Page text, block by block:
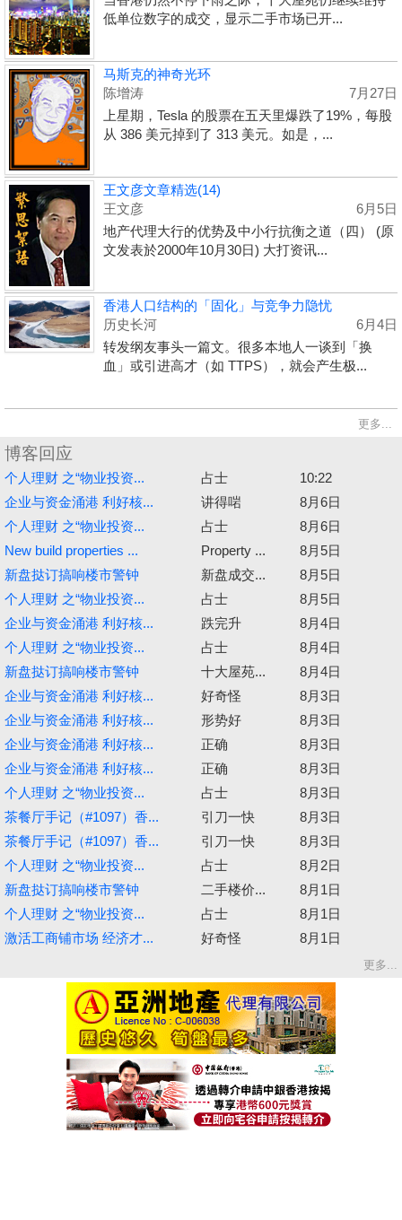
低单位数字的成交，显示二手市场已开...
马斯克的神奇光环
陈增涛
7月27日
上星期，Tesla 的股票在五天里爆跌了19%，每股
从 386 美元掉到了 313 美元。如是，...
王文彦文章精选(14)
王文彦
6月5日
地产代理大行的优势及中小行抗衡之道（四） (原
文发表於2000年10月30日) 大打资讯...
香港人口结构的「固化」与竞争力隐忧
历史长河
6月4日
转发纲友事头一篇文。很多本地人一谈到「换
血」或引进高才（如 TTPS），就会产生极...
更多...
博客回应
个人理财 之“物业投资... 占士
10:22
企业与资金涌港 利好核...
讲得啱
8月6日
个人理财 之“物业投资...
占士
8月6日
New build properties ...
Property ...
8月5日
新盘挞订搞响楼市警钟
新盘成交...
8月5日
个人理财 之“物业投资...
占士
8月5日
企业与资金涌港 利好核...
跌完升
8月4日
个人理财 之“物业投资...
占士
8月4日
新盘挞订搞响楼市警钟
十大屋苑...
8月4日
企业与资金涌港 利好核...
好奇怪
8月3日
企业与资金涌港 利好核...
形势好
8月3日
企业与资金涌港 利好核...
正确
8月3日
企业与资金涌港 利好核...
正确
8月3日
个人理财 之“物业投资...
占士
8月3日
茶餐厅手记（#1097）香...
引刀一快
8月3日
茶餐厅手记（#1097）香...
引刀一快
8月3日
个人理财 之“物业投资...
占士
8月2日
新盘挞订搞响楼市警钟
二手楼价...
8月1日
个人理财 之“物业投资...
占士
8月1日
激活工商铺市场 经济才...
好奇怪 8月1日
更多...